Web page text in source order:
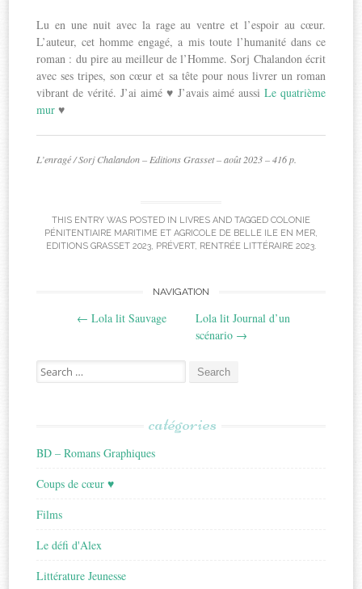
Lu en une nuit avec la rage au ventre et l’espoir au cœur.
L’auteur, cet homme engagé, a mis toute l’humanité dans ce
roman : du pire au meilleur de l’Homme. Sorj Chalandon écrit
avec ses tripes, son cœur et sa tête pour nous livrer un roman
vibrant de vérité. J’ai aimé ♥ J’avais aimé aussi Le quatrième
mur ♥
L’enragé / Sorj Chalandon – Editions Grasset – août 2023 – 416 p.
THIS ENTRY WAS POSTED IN LIVRES AND TAGGED COLONIE
PÉNITENTIAIRE MARITIME ET AGRICOLE DE BELLE ILE EN MER,
EDITIONS GRASSET 2023, PRÉVERT, RENTRÉE LITTÉRAIRE 2023.
NAVIGATION
← Lola lit Sauvage
Lola lit Journal d’un
scénario →
Search
for:
catégories
BD – Romans Graphiques
Coups de cœur ♥
Films
Le défi d'Alex
Littérature Jeunesse